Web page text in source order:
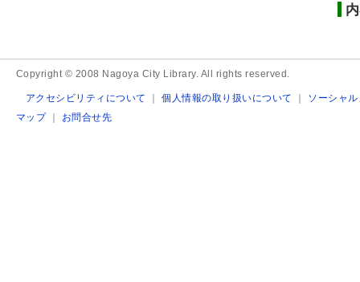
Copyright © 2008 Nagoya City Library. All rights reserved.
アクセシビリティについて ｜個人情報の取り扱いについて ｜ ソーシャ
マップ｜ お問合せ先